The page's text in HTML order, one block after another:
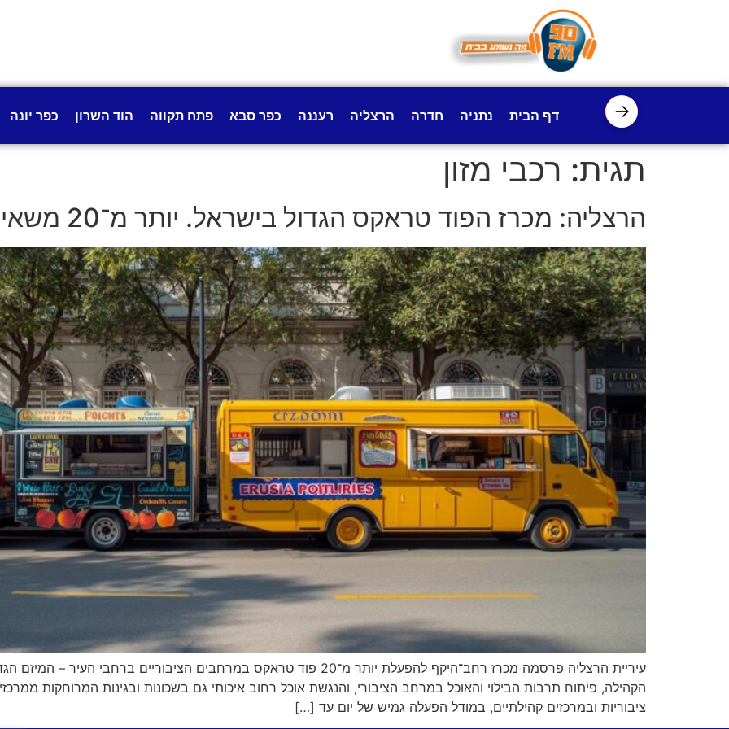
→ דף הבית נתניה חדרה הרצליה רעננה כפר סבא פתח תקווה הוד השרון כפר יונה
תגית: רכבי מזון
הרצליה: מכרז הפוד טראקס הגדול בישראל. יותר מ־20 משאיות מזון יפעלו ברחבי העיר
עיריית הרצליה פרסמה מכרז רחב־היקף להפעלת יותר מ־20 פוד טראקס במרחבים
הקהילה, פיתוח תרבות הבילוי והאוכל במרחב הציבורי, והנגשת אוכל רחוב איכותי גם בשכונות ובגינות המרוחקות
ציבוריות ובמרכזים קהילתיים, במודל הפעלה גמיש של יום עד […]